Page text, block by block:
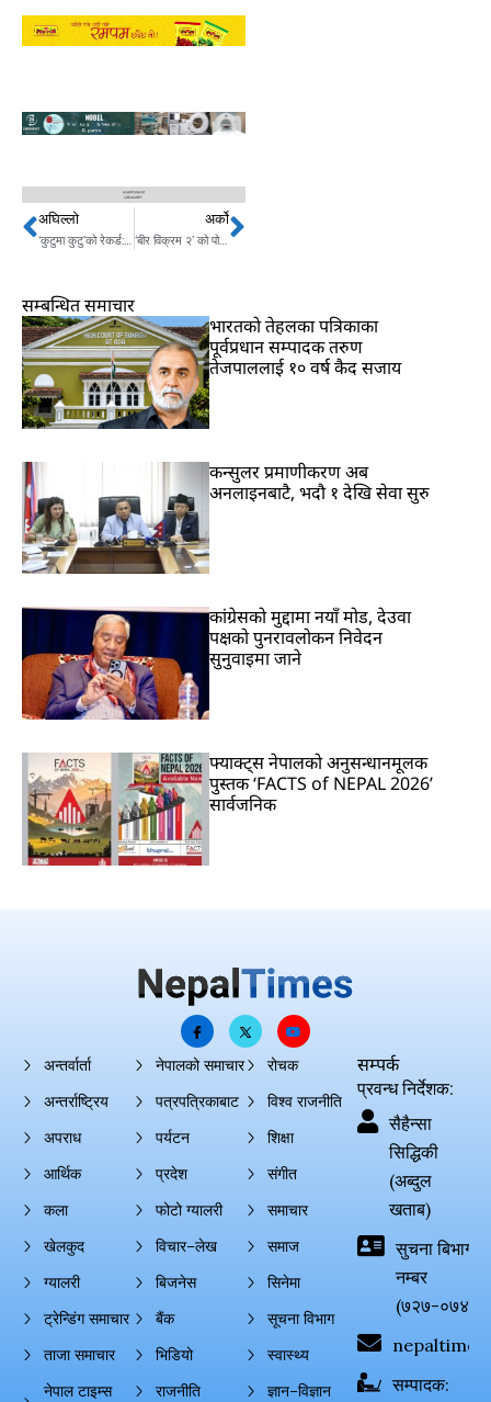
Prev
अघिल्लो अर्को
‘बीर विक्रम २’ को पोस्टर रिलिज ,पल र नाजिरसँग रोमान्टिक वर्षा Next
सम्बन्धित समाचार
भारतकाे तेहलका पत्रिकाका
पूर्वप्रधान सम्पादक तरुण
तेजपाललाई १० वर्ष कैद सजाय
कन्सुलर प्रमाणीकरण अब
अनलाइनबाटै, भदौ १ देखि सेवा सुरु
कांग्रेसको मुद्दामा नयाँ मोड, देउवा
पक्षको पुनरावलोकन निवेदन
सुनुवाइमा जाने
फ्याक्ट्स नेपालको अनुसन्धानमूलक
पुस्तक ‘FACTS of NEPAL 2026’
सार्वजनिक
अन्तर्वार्ता
अन्तर्राष्ट्रिय
अपराध
आर्थिक
कला
खेलकुद
ग्यालरी
ट्रेन्डिंग समाचार
ताजा समाचार
नेपाल टाइम्स
नेपालको समाचार
पत्रपत्रिकाबाट
पर्यटन
प्रदेश
फोटो ग्यालरी
विचार–लेख
बिजनेस
बैंक
भिडियो
राजनीति
रोचक
विश्व राजनीति
शिक्षा
संगीत
समाचार
समाज
सिनेमा
सूचना विभाग
स्वास्थ्य
ज्ञान–विज्ञान
सम्पर्क
प्रवन्ध निर्देशक:
सैहैन्सा
सिद्धिकी
(अब्दुल
खताब)
सुचना बिभाग
नम्बर
(७२७-०७४-
सम्पादक: